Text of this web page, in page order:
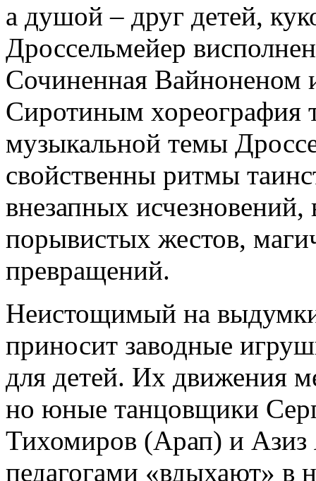
а душой – друг детей,
Дроссельмейер
Сочиненная Вайноненом
Сиротиным хореография
музыкальной темы
свойственны ритмы
внезапных
порывистых жестов,
превращений.
Неистощимый на
приносит заводные
для детей. Их движения
но юные танцовщики
Тихомиров (Арап) и Азиз
педагогами «вдыхают» в